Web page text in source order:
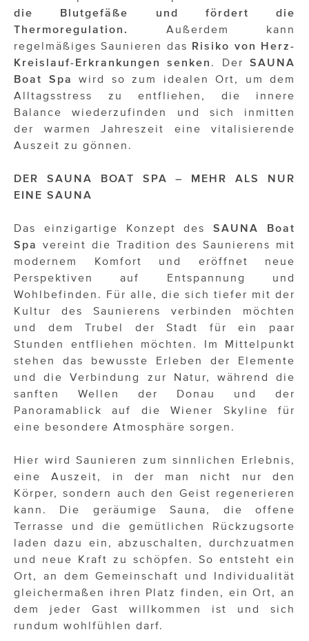
die Blutgefäße und fördert die
Thermoregulation.
Außerdem kann
regelmäßiges Saunieren das Risiko von Herz-
Kreislauf-Erkrankungen senken . DerSAUNA
Boat Spa
wird so zum idealen Ort, um dem
Alltagsstress zu entfliehen, die innere
Balance wiederzufinden und sich inmitten
der warmen Jahreszeit eine vitalisierende
Auszeit zu gönnen.
DER SAUNA BOAT SPA – MEHR ALS NUR
EINE SAUNA
Das einzigartige Konzept desSAUNA Boat
Spa vereint die Tradition des Saunierens mit
modernem Komfort und eröffnet neue
Perspektiven auf Entspannung und
Wohlbefinden. Für alle, die sich tiefer mit der
Kultur des Saunierens verbinden möchten
und dem Trubel der Stadt für ein paar
Stunden entfliehen möchten. Im Mittelpunkt
stehen das bewusste Erleben der Elemente
und die Verbindung zur Natur, während die
sanften Wellen der Donau und der
Panoramablick auf die Wiener Skyline für
eine besondere Atmosphäre sorgen.
Hier wird Saunieren zum sinnlichen Erlebnis,
eine Auszeit, in der man nicht nur den
Körper, sondern auch den Geist regenerieren
kann. Die geräumige Sauna, die offene
Terrasse und die gemütlichen Rückzugsorte
laden dazu ein, abzuschalten, durchzuatmen
und neue Kraft zu schöpfen. So entsteht ein
Ort, an dem Gemeinschaft und Individualität
gleichermaßen ihren Platz finden, ein Ort, an
dem jeder Gast willkommen ist und sich
rundum wohlfühlen darf.